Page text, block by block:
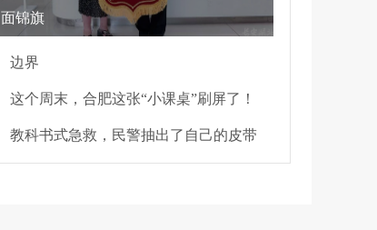
面锦旗
边界
这个周末，合肥这张“小课桌”刷屏了！
教科书式急救，民警抽出了自己的皮带